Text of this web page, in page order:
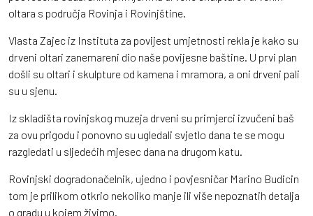
oltara s područja Rovinja i Rovinjštine.
Vlasta Zajec iz Instituta za povijest umjetnosti rekla je kako su
drveni oltari zanemareni dio naše povijesne baštine. U prvi plan
došli su oltari i skulpture od kamena i mramora, a oni drveni pali
su u sjenu.
Iz skladišta rovinjskog muzeja drveni su primjerci izvučeni baš
za ovu prigodu i ponovno su ugledali svjetlo dana te se mogu
razgledati u sljedećih mjesec dana na drugom katu.
Rovinjski dogradonačelnik, ujedno i povjesničar Marino Budicin
tom je prilikom otkrio nekoliko manje ili više nepoznatih detalja
o gradu u kojem živimo.